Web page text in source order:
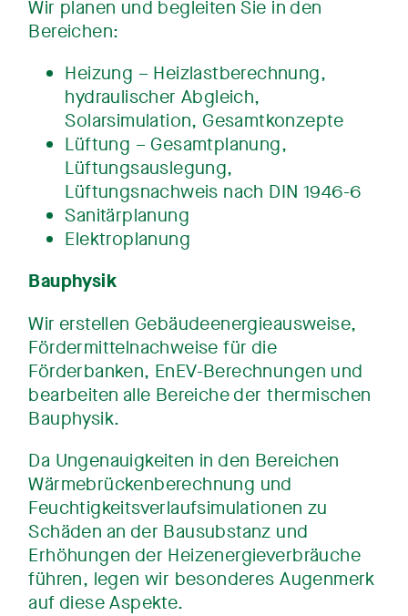
Wir planen und begleiten Sie in den
Bereichen:
Heizung – Heizlastberechnung,
hydraulischer Abgleich,
Solarsimulation, Gesamtkonzepte
Lüftung – Gesamtplanung,
Lüftungsauslegung,
Lüftungsnachweis nach DIN 1946-6
Sanitärplanung
Elektroplanung
Bauphysik
Wir erstellen Gebäudeenergieausweise,
Fördermittelnachweise für die
Förderbanken, EnEV-Berechnungen und
bearbeiten alle Bereiche der thermischen
Bauphysik.
Da Ungenauigkeiten in den Bereichen
Wärmebrückenberechnung und
Feuchtigkeitsverlaufsimulationen zu
Schäden an der Bausubstanz und
Erhöhungen der Heizenergieverbräuche
führen, legen wir besonderes Augenmerk
auf diese Aspekte.